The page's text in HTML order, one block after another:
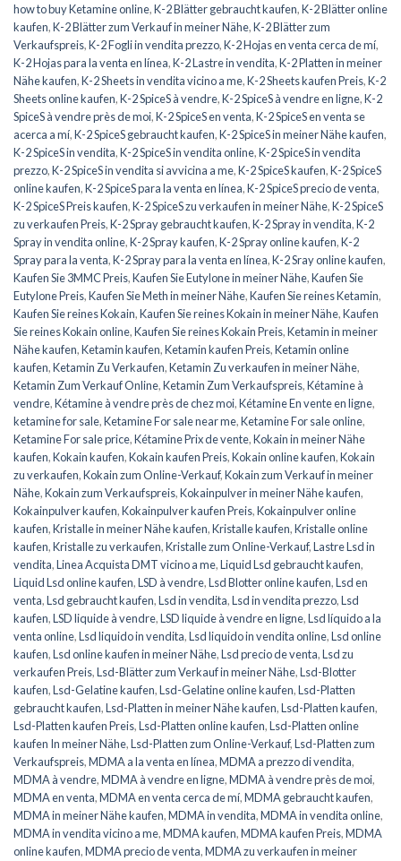
how to buy Ketamine online,K-2 Blätter gebraucht kaufen,K-2 Blätter online
kaufen,K-2 Blätter zum Verkauf in meiner Nähe,K-2 Blätter zum
Verkaufspreis,K-2 Fogli in vendita prezzo,K-2 Hojas en venta cerca de mí,
K-2 Hojas para la venta en línea,K-2 Lastre in vendita,K-2 Platten in meiner
Nähe kaufen,K-2 Sheets in vendita vicino a me,K-2 Sheets kaufen Preis,K-2
Sheets online kaufen,K-2 SpiceS à vendre,K-2 SpiceS à vendre en ligne,K-2
SpiceS à vendre près de moi,K-2 SpiceS en venta,K-2 SpiceS en venta se
acerca a mí,K-2 SpiceS gebraucht kaufen,K-2 SpiceS in meiner Nähe kaufen,
K-2 SpiceS in vendita,K-2 SpiceS in vendita online,K-2 SpiceS in vendita
prezzo,K-2 SpiceS in vendita si avvicina a me,K-2 SpiceS kaufen,K-2 SpiceS
online kaufen,K-2 SpiceS para la venta en línea,K-2 SpiceS precio de venta,
K-2 SpiceS Preis kaufen,K-2 SpiceS zu verkaufen in meiner Nähe,K-2 SpiceS
zu verkaufen Preis,K-2 Spray gebraucht kaufen,K-2 Spray in vendita,K-2
Spray in vendita online,K-2 Spray kaufen,K-2 Spray online kaufen,K-2
Spray para la venta,K-2 Spray para la venta en línea,K-2 Sray online kaufen,
Kaufen Sie 3MMC Preis,Kaufen Sie Eutylone in meiner Nähe,Kaufen Sie
Eutylone Preis,Kaufen Sie Meth in meiner Nähe,Kaufen Sie reines Ketamin,
Kaufen Sie reines Kokain,Kaufen Sie reines Kokain in meiner Nähe,Kaufen
Sie reines Kokain online,Kaufen Sie reines Kokain Preis,Ketamin in meiner
Nähe kaufen,Ketamin kaufen,Ketamin kaufen Preis,Ketamin online
kaufen,Ketamin Zu Verkaufen,Ketamin Zu verkaufen in meiner Nähe,
Ketamin Zum Verkauf Online,Ketamin Zum Verkaufspreis,Kétamine à
vendre,Kétamine à vendre près de chez moi,Kétamine En vente en ligne,
ketamine for sale,Ketamine For sale near me,Ketamine For sale online,
Ketamine For sale price,Kétamine Prix de vente,Kokain in meiner Nähe
kaufen,Kokain kaufen,Kokain kaufen Preis,Kokain online kaufen,Kokain
zu verkaufen,Kokain zum Online-Verkauf,Kokain zum Verkauf in meiner
Nähe,Kokain zum Verkaufspreis,Kokainpulver in meiner Nähe kaufen,
Kokainpulver kaufen,Kokainpulver kaufen Preis,Kokainpulver online
kaufen,Kristalle in meiner Nähe kaufen,Kristalle kaufen,Kristalle online
kaufen,Kristalle zu verkaufen,Kristalle zum Online-Verkauf,Lastre Lsd in
vendita,Linea Acquista DMT vicino a me,Liquid Lsd gebraucht kaufen,
Liquid Lsd online kaufen,LSD à vendre,Lsd Blotter online kaufen,Lsd en
venta,Lsd gebraucht kaufen,Lsd in vendita,Lsd in vendita prezzo,Lsd
kaufen,LSD liquide à vendre,LSD liquide à vendre en ligne,Lsd líquido a la
venta online,Lsd liquido in vendita,Lsd liquido in vendita online,Lsd online
kaufen,Lsd online kaufen in meiner Nähe,Lsd precio de venta,Lsd zu
verkaufen Preis,Lsd-Blätter zum Verkauf in meiner Nähe,Lsd-Blotter
kaufen,Lsd-Gelatine kaufen,Lsd-Gelatine online kaufen,Lsd-Platten
gebraucht kaufen,Lsd-Platten in meiner Nähe kaufen,Lsd-Platten kaufen,
Lsd-Platten kaufen Preis,Lsd-Platten online kaufen,Lsd-Platten online
kaufen In meiner Nähe,Lsd-Platten zum Online-Verkauf,Lsd-Platten zum
Verkaufspreis,MDMA a la venta en línea,MDMA a prezzo di vendita,
MDMA à vendre,MDMA à vendre en ligne,MDMA à vendre près de moi,
MDMA en venta,MDMA en venta cerca de mí,MDMA gebraucht kaufen,
MDMA in meiner Nähe kaufen,MDMA in vendita,MDMA in vendita online,
MDMA in vendita vicino a me,MDMA kaufen,MDMA kaufen Preis,MDMA
online kaufen,MDMA precio de venta,MDMA zu verkaufen in meiner